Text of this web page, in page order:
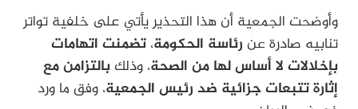
وأوضحت الجمعية أن هذا التحذير يأتي على خلفية تواتر
تنابيه صادرة عن رئاسة الحكومة، تضمنت اتهامات
بإخلالات لا أساس لها من الصحة، وذلك بالتزامن مع
إثارة تتبعات جزائية ضد رئيس الجمعية، وفق ما ورد